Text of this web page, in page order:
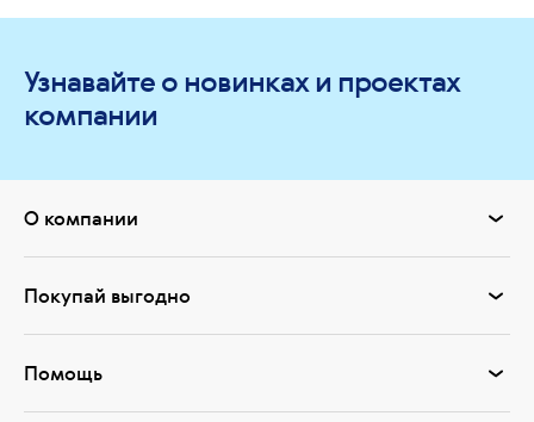
Узнавайте о новинках и проектах
компании
О компании
Покупай выгодно
Помощь